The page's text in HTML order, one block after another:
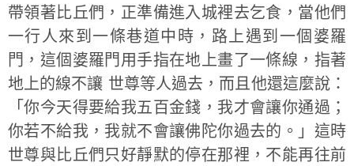
帶領著比丘們，正準備進入城裡去乞食，當他們
一行人來到一條巷道中時，路上遇到一個婆羅
門，這個婆羅門用手指在地上畫了一條線，指著
地上的線不讓 世尊等人過去，而且他還這麼說：
「你今天得要給我五百金錢，我才會讓你通過；
你若不給我，我就不會讓佛陀你過去的。」 這時
世尊與比丘們只好靜默的停在那裡，不能再往前